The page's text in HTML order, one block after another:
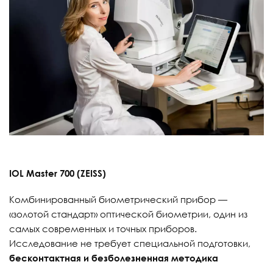
IOL Master 700 (ZEISS)
Комбинированный биометрический прибор —
«золотой стандарт» оптической биометрии, один из
самых современных и точных приборов.
Исследование не требует специальной подготовки,
бесконтактная и безболезненная методика